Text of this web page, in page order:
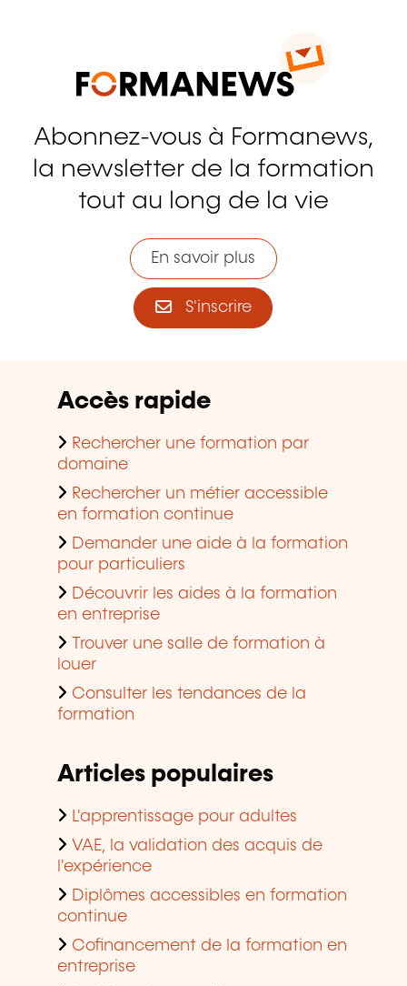
Abonnez-vous à Formanews,
la newsletter de la formation
tout au long de la vie
En savoir plus
S'inscrire
Accès rapide
Rechercher une formation par
domaine
Rechercher un métier accessible
en formation continue
Demander une aide à la formation
pour particuliers
Découvrir les aides à la formation
en entreprise
Trouver une salle de formation à
louer
Consulter les tendances de la
formation
Articles populaires
L'apprentissage pour adultes
VAE, la validation des acquis de
l'expérience
Diplômes accessibles en formation
continue
Cofinancement de la formation en
entreprise